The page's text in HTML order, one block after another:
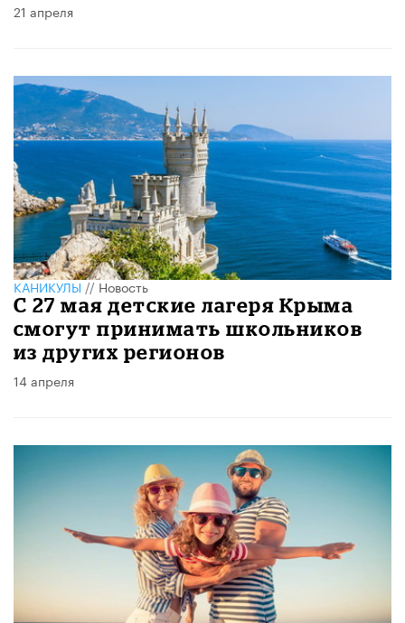
21 апреля
КАНИКУЛЫ//Новость
С 27 мая детские лагеря Крыма
смогут принимать школьников
из других регионов
14 апреля